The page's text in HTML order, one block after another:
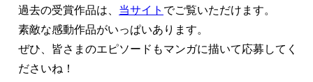
過去の受賞作品は、 当サイト でご覧いただけます。
素敵な感動作品がいっぱいあります。
ぜひ、皆さまのエピソードもマンガに描いて応募してく
ださいね！